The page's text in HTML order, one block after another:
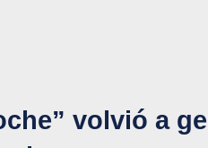
volvió a